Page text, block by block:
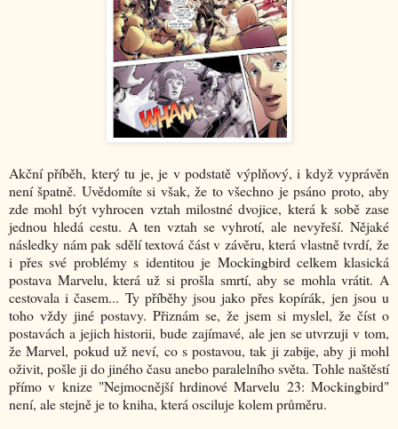
Akční příběh, který tu je, je v podstatě výplňový, i když vyprávěn
není špatně. Uvědomíte si však, že to všechno je psáno proto, aby
zde mohl být vyhrocen vztah milostné dvojice, která k sobě zase
jednou hledá cestu. A ten vztah se vyhrotí, ale nevyřeší. Nějaké
následky nám pak sdělí textová část v závěru, která vlastně tvrdí, že
i přes své problémy s identitou je Mockingbird celkem klasická
postava Marvelu, která už si prošla smrtí, aby se mohla vrátit. A
cestovala i časem... Ty příběhy jsou jako přes kopírák, jen jsou u
toho vždy jiné postavy. Přiznám se, že jsem si myslel, že číst o
postavách a jejich historii, bude zajímavé, ale jen se utvrzuji v tom,
že Marvel, pokud už neví, co s postavou, tak ji zabije, aby ji mohl
oživit, pošle ji do jiného času anebo paralelního světa. Tohle naštěstí
přímo v knize "Nejmocnější hrdinové Marvelu 23: Mockingbird"
není, ale stejně je to kniha, která osciluje kolem průměru.